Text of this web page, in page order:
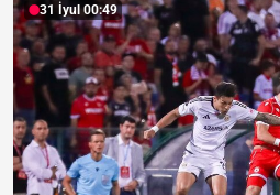
31 İyul 00:49